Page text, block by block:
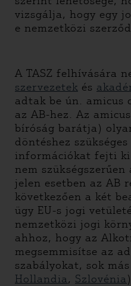
vizsgálja, hogy egy
e nemzetközi
A TASZ felhívására
szervezetek és
adtak be ún. amicus
az AB-hez. Az
bíróság barátja)
döntéshez
információkat fejti
nem
jelen esetben az AB
következően a két
ügy EU-s jogi
nemzetközi jogi
ahhoz, hogy az
megsemmisítse az
szabályokat, sok
Hollandia, Szlovénia